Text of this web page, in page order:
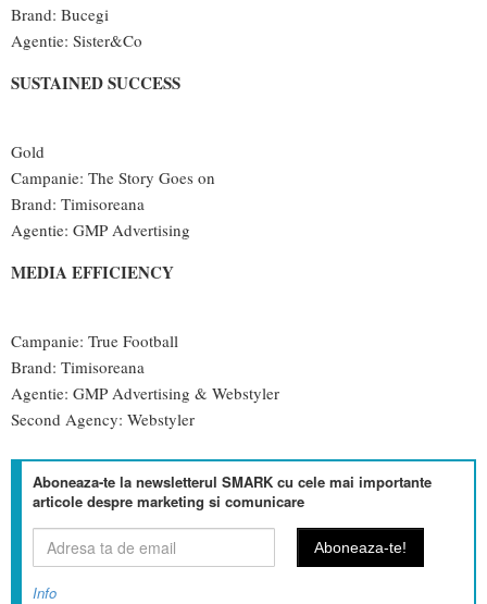
Brand: Bucegi
Agentie: Sister&Co
SUSTAINED SUCCESS
Gold
Campanie: The Story Goes on
Brand: Timisoreana
Agentie: GMP Advertising
MEDIA EFFICIENCY
Campanie: True Football
Brand: Timisoreana
Agentie: GMP Advertising & Webstyler
Second Agency: Webstyler
Aboneaza-te la newsletterul SMARK cu cele mai importante
articole despre marketing si comunicare
Info